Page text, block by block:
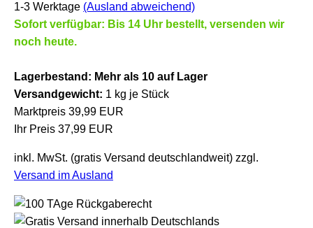
1-3 Werktage (Ausland abweichend)
Sofort verfügbar: Bis 14 Uhr bestellt, versenden wir
noch heute.
Lagerbestand: Mehr als 10 auf Lager
Versandgewicht: 1 kg je Stück
Marktpreis 39,99 EUR
Ihr Preis 37,99 EUR
inkl. MwSt. (gratis Versand deutschlandweit) zzgl.
Versand im Ausland